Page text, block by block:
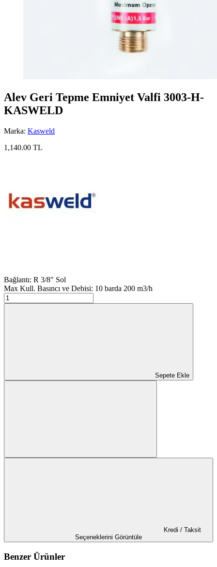
Alev Geri Tepme Emniyet Valfi 3003-H-
KASWELD
Marka: Kasweld
1,140.00 TL
Bağlantı: R 3/8" Sol
Max Kull. Basıncı ve Debisi: 10 barda 200 m3/h
Sepete Ekle
Seçeneklerini Görüntüle
Benzer Ürünler